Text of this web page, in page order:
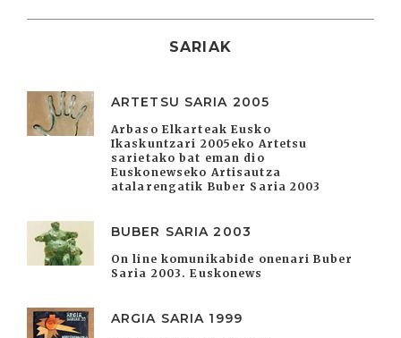
SARIAK
ARTETSU SARIA 2005
Arbaso Elkarteak Eusko
Ikaskuntzari 2005eko Artetsu
sarietako bat eman dio
Euskonewseko Artisautza
atalarengatik Buber Saria 2003
BUBER SARIA 2003
On line komunikabide onenari Buber
Saria 2003. Euskonews
ARGIA SARIA 1999